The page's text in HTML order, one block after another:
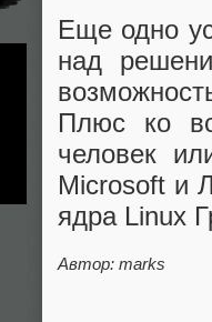
Еще одно
над
Плюс ко
человек
Microsoft и
ядра Linux
Автор: marks